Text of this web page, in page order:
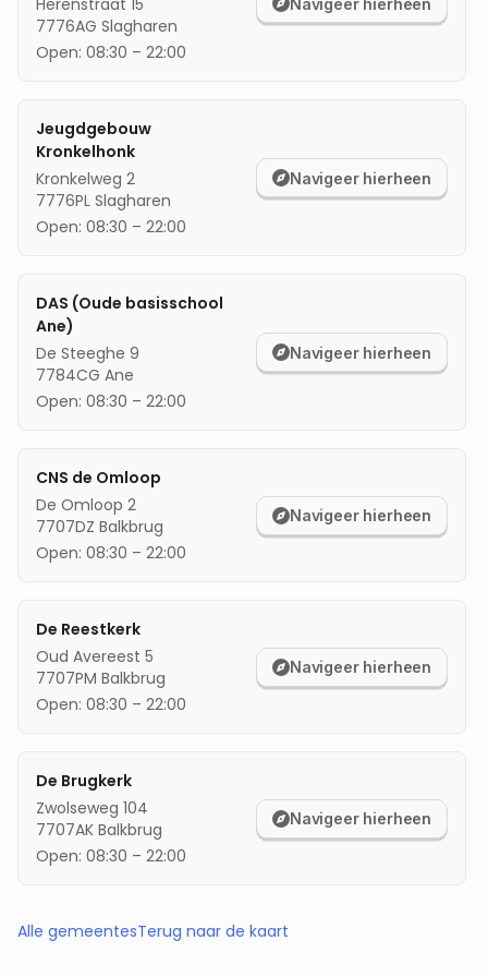
Herenstraat 15
7776AG Slagharen
Open: 08:30 – 22:00
Jeugdgebouw
Kronkelhonk
Kronkelweg 2
7776PL Slagharen
Open: 08:30 – 22:00
Navigeer hierheen
DAS (Oude basisschool
Ane)
De Steeghe 9
7784CG Ane
Open: 08:30 – 22:00
Navigeer hierheen
CNS de Omloop
De Omloop 2
7707DZ Balkbrug
Open: 08:30 – 22:00
Navigeer hierheen
De Reestkerk
Oud Avereest 5
7707PM Balkbrug
Open: 08:30 – 22:00
Navigeer hierheen
De Brugkerk
Zwolseweg 104
7707AK Balkbrug
Open: 08:30 – 22:00
Navigeer hierheen
Alle gemeentesTerug naar de kaart
locatie